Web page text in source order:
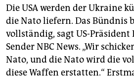
abo
genossenschaft
epaper login
Die USA werden der Ukraine
die Nato liefern. Das Bündnis
vollständig, sagt US-
Sender NBC News. „Wir
Nato, und die Nato wird die
diese Waffen erstatten.“